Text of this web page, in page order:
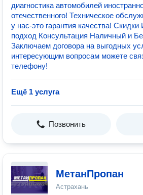
диагностика автомобилей
отечественного! Техническое
у нас-это гарантия качества!
подход Консультация Наличный и
Заключаем договора на выгодных
интересующим вопросам можете
телефону!
Ещё 1 услуга
Позвонить
МетанПропан
Астрахань